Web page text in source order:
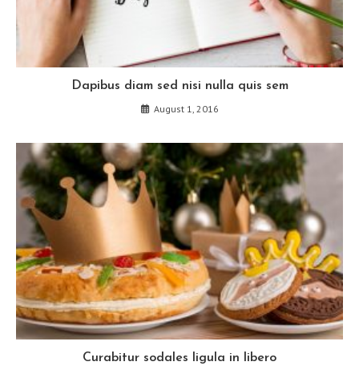
Dapibus diam sed nisi nulla quis sem
August 1, 2016
Curabitur sodales ligula in libero